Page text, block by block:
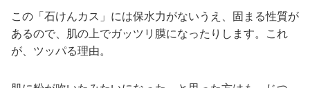
この「石けんカス」には保水力がないうえ、固まる性質が
あるので、肌の上でガッツリ膜になったりします。これ
が、ツッパる理由。